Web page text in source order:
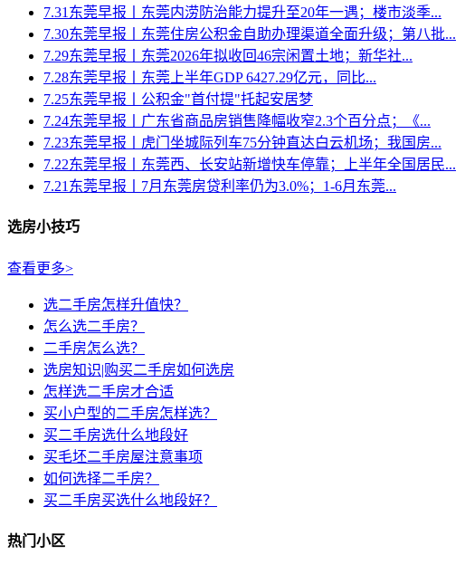
7.31东莞早报丨东莞内涝防治能力提升至20年一遇；楼市淡季...
7.30东莞早报丨东莞住房公积金自助办理渠道全面升级；第八批...
7.29东莞早报丨东莞2026年拟收回46宗闲置土地；新华社...
7.28东莞早报丨东莞上半年GDP 6427.29亿元，同比...
7.25东莞早报丨公积金"首付提"托起安居梦
7.24东莞早报丨广东省商品房销售降幅收窄2.3个百分点；《...
7.23东莞早报丨虎门坐城际列车75分钟直达白云机场；我国房...
7.22东莞早报丨东莞西、长安站新增快车停靠；上半年全国居民...
7.21东莞早报丨7月东莞房贷利率仍为3.0%；1-6月东莞...
选房小技巧
查看更多>
选二手房怎样升值快？
怎么选二手房？
二手房怎么选？
选房知识|购买二手房如何选房
怎样选二手房才合适
买小户型的二手房怎样选？
买二手房选什么地段好
买毛坯二手房屋注意事项
如何选择二手房？
买二手房买选什么地段好？
热门小区